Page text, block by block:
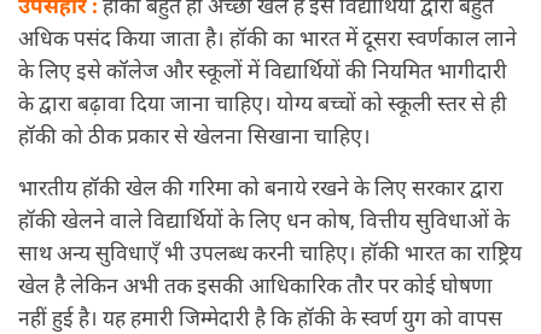
अधिक पसंद किया जाता है। हॉकी का भारत में दूसरा स्वर्णकाल लाने
के लिए इसे कॉलेज और स्कूलों में विद्यार्थियों की नियमित भागीदारी
के द्वारा बढ़ावा दिया जाना चाहिए। योग्य बच्चों को स्कूली स्तर से ही
हॉकी को ठीक प्रकार से खेलना सिखाना चाहिए।
भारतीय हॉकी खेल की गरिमा को बनाये रखने के लिए सरकार द्वारा
हॉकी खेलने वाले विद्यार्थियों के लिए धन कोष, वित्तीय सुविधाओं के
साथ अन्य सुविधाएँ भी उपलब्ध करनी चाहिए। हॉकी भारत का राष्ट्रिय
खेल है लेकिन अभी तक इसकी आधिकारिक तौर पर कोई घोषणा
नहीं हुई है। यह हमारी जिम्मेदारी है कि हॉकी के स्वर्ण युग को वापस